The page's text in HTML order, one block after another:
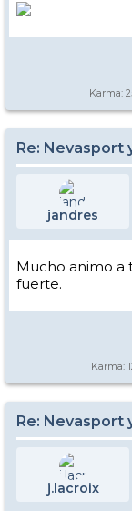
Karma:
Re: Nevasport
jandres
Mucho animo a
fuerte.
Karma:
Re: Nevasport
j.lacroix